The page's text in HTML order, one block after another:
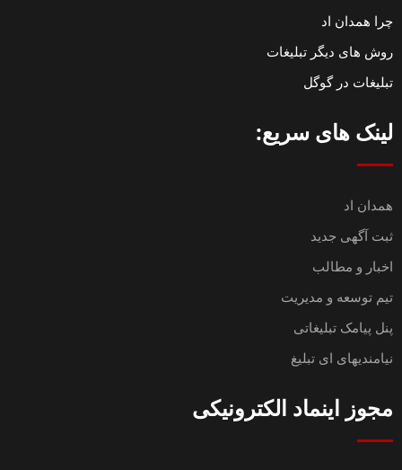
چرا همدان اد
روش های دیگر تبلیغات
تبلیغات در گوگل
لینک های سریع:
همدان اد
ثبت آگهی جدید
اخبار و مطالب
تیم توسعه و مدیریت
پنل پیامک تبلیغاتی
نیامندیهای ای تبلیغ
مجوز اینماد الکترونیکی